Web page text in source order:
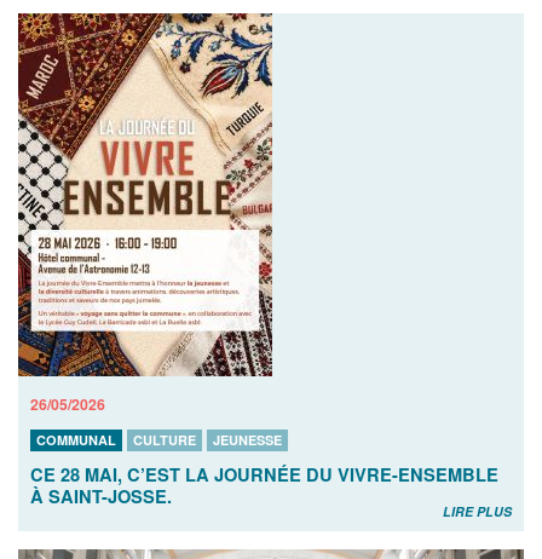
26/05/2026
COMMUNAL CULTURE JEUNESSE
CE 28 MAI, C’EST LA JOURNÉE DU VIVRE-ENSEMBLE
À SAINT-JOSSE.
LIRE PLUS